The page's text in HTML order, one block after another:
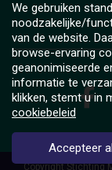
Copyright Stichting
We gebruiken
noodzakelijke/
van de website.
browse-ervaring
geanonimiseerde
informatie te
klikken, stemt u in
cookiebeleid
Accepteer